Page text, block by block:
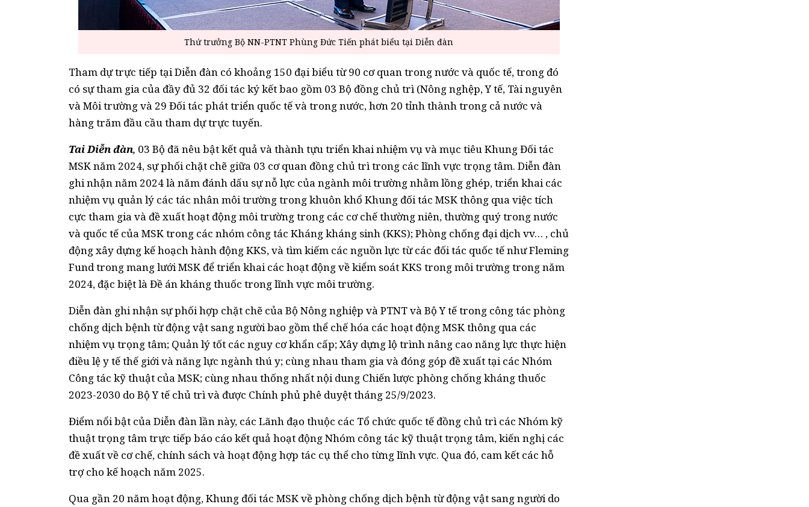
Thứ trưởng Bộ NN-PTNT Phùng Đức Tiến phát biểu tại Diễn đàn
Tham dự trực tiếp tại Diễn đàn có khoảng 150 đại biểu từ 90 cơ quan trong nước và quốc tế, trong đó
có sự tham gia của đầy đủ 32 đối tác ký kết bao gồm 03 Bộ đồng chủ trì (Nông nghệp, Y tế, Tài nguyên
và Môi trường và 29 Đối tác phát triển quốc tế và trong nước, hơn 20 tỉnh thành trong cả nước và
hàng trăm đầu cầu tham dự trực tuyến.
Tai Diễn đàn, 03 Bộ đã nêu bật kết quả và thành tựu triển khai nhiệm vụ và mục tiêu Khung Đối tác
MSK năm 2024, sự phối chặt chẽ giữa 03 cơ quan đồng chủ trì trong các lĩnh vực trọng tâm. Diễn đàn
ghi nhận năm 2024 là năm đánh dấu sự nỗ lực của ngành môi trường nhằm lồng ghép, triển khai các
nhiệm vụ quản lý các tác nhân môi trường trong khuôn khổ Khung đối tác MSK thông qua việc tích
cực tham gia và đề xuất hoạt động môi trường trong các cơ chế thường niên, thường quý trong nước
và quốc tế của MSK trong các nhóm công tác Kháng kháng sinh (KKS); Phòng chống đại dịch vv… , chủ
động xây dựng kế hoạch hành động KKS, và tìm kiếm các nguồn lực từ các đối tác quốc tế như Fleming
Fund trong mang lưới MSK để triển khai các hoạt động về kiểm soát KKS trong môi trường trong năm
2024, đặc biệt là Đề án kháng thuốc trong lĩnh vực môi trường.
Diễn đàn ghi nhận sự phối hợp chặt chẽ của Bộ Nông nghiệp và PTNT và Bộ Y tế trong công tác phòng
chống dịch bệnh từ động vật sang người bao gồm thể chế hóa các hoạt động MSK thông qua các
nhiệm vụ trọng tâm; Quản lý tốt các nguy cơ khẩn cấp; Xây dựng lộ trình nâng cao năng lực thực hiện
điều lệ y tế thế giới và năng lực ngành thú y; cùng nhau tham gia và đóng góp đề xuất tại các Nhóm
Công tác kỹ thuật của MSK; cùng nhau thống nhất nội dung Chiến lược phòng chống kháng thuốc
2023-2030 do Bộ Y tế chủ trì và được Chính phủ phê duyệt tháng 25/9/2023.
Điểm nổi bật của Diễn đàn lần này, các Lãnh đạo thuộc các Tổ chức quốc tế đồng chủ trì các Nhóm kỹ
thuật trọng tâm trực tiếp báo cáo kết quả hoạt động Nhóm công tác kỹ thuật trọng tâm, kiến nghị các
đề xuất về cơ chế, chính sách và hoạt động hợp tác cụ thể cho từng lĩnh vực. Qua đó, cam kết các hỗ
trợ cho kế hoạch năm 2025.
Qua gần 20 năm hoạt động, Khung đối tác MSK về phòng chống dịch bệnh từ động vật sang người do